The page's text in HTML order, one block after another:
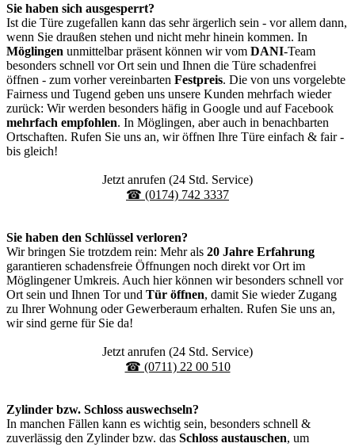
Sie haben sich ausgesperrt?
Ist die Türe zugefallen kann das sehr ärgerlich sein - vor allem dann,
wenn Sie draußen stehen und nicht mehr hinein kommen. In
Möglingen unmittelbar präsent können wir vom DANI-Team
besonders schnell vor Ort sein und Ihnen die Türe schadenfrei
öffnen - zum vorher vereinbarten Festpreis. Die von uns vorgelebte
Fairness und Tugend geben uns unsere Kunden mehrfach wieder
zurück: Wir werden besonders häfig in Google und auf Facebook
mehrfach empfohlen. In Möglingen, aber auch in benachbarten
Ortschaften. Rufen Sie uns an, wir öffnen Ihre Türe einfach & fair -
bis gleich!
Jetzt anrufen (24 Std. Service)
☎ (0174) 742 3337
Sie haben den Schlüssel verloren?
Wir bringen Sie trotzdem rein: Mehr als 20 Jahre Erfahrung
garantieren schadensfreie Öffnungen noch direkt vor Ort im
Möglingener Umkreis. Auch hier können wir besonders schnell vor
Ort sein und Ihnen Tor und Tür öffnen, damit Sie wieder Zugang
zu Ihrer Wohnung oder Gewerberaum erhalten. Rufen Sie uns an,
wir sind gerne für Sie da!
Jetzt anrufen (24 Std. Service)
☎ (0711) 22 00 510
Zylinder bzw. Schloss auswechseln?
In manchen Fällen kann es wichtig sein, besonders schnell &
zuverlässig den Zylinder bzw. das Schloss austauschen, um